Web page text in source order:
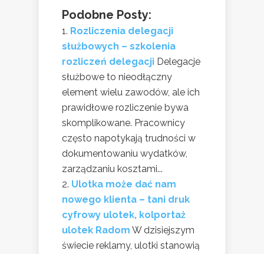
Podobne Posty:
Rozliczenia delegacji
służbowych – szkolenia
rozliczeń delegacji Delegacje
służbowe to nieodłączny
element wielu zawodów, ale ich
prawidłowe rozliczenie bywa
skomplikowane. Pracownicy
często napotykają trudności w
dokumentowaniu wydatków,
zarządzaniu kosztami...
Ulotka może dać nam
nowego klienta – tani druk
cyfrowy ulotek, kolportaż
ulotek Radom W dzisiejszym
świecie reklamy, ulotki stanowią